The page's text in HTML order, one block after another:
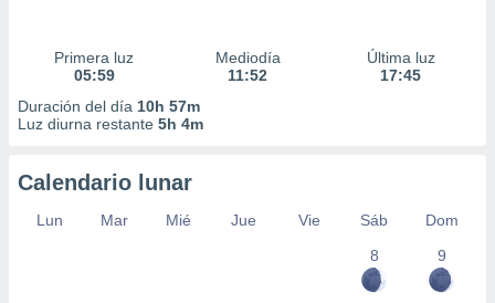
Primera luz
05:59
Mediodía
11:52
Última luz
17:45
Duración del día 10h 57m
Luz diurna restante 5h 4m
Calendario lunar
Lun Mar Mié Jue Vie Sáb
Dom
8
9